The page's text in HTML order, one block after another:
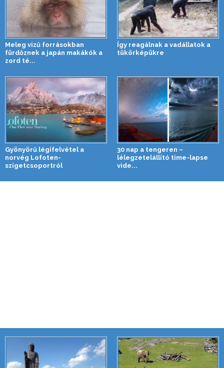
Meleg vizű forrásokban
fürdőznek a japán makákók a
zord té...
Így reagálnak a vadállatok a
tükörképükre
Gyönyörű légifelvétel a
norvég Lofoten-
szigetcsoportról
30 nap a tengeren –
lélegzetelállító time-lapse
vide...